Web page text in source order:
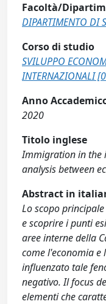
Facoltà/
DIPARTIMENTO DI
Corso di studio
SVILUPPO
INTERNAZIONALI
Anno
2020
Titolo inglese
Immigration in the
analysis between
Abstract in
Lo scopo
e scoprire i punti
aree interne della
come l'economia
influenzato tale
negativo. Il focus
elementi che